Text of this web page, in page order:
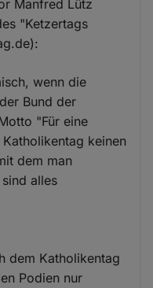
Manfred Lütz
"Ketzertags
wenn die
Bund der
"Für eine
keinen
dem man
alles
dem Katholikentag
Podien nur